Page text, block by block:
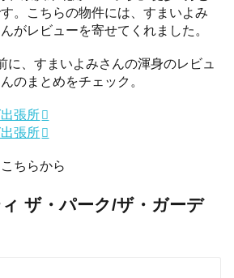
。こちらの物件には、すまいよみ
がレビューを寄せてくれました。
に、すまいよみさんの渾身のレビュ
のまとめをチェック。
張所
張所
ちらから
ザ・パーク/ザ・ガーデ